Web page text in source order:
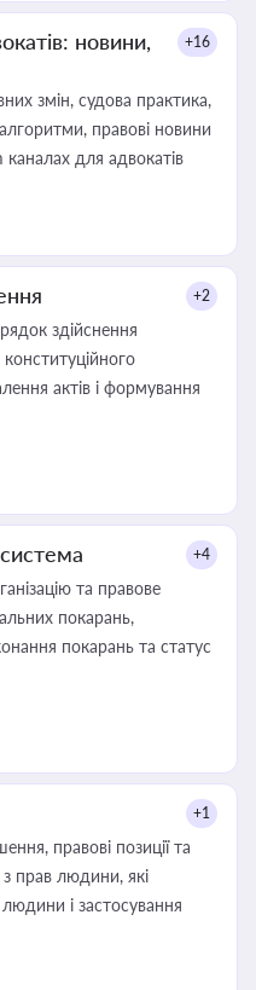
новини,
+16
змін, судова практика,
правові новини
для адвокатів
+2
здійснення
актів і формування
+4
та правове
покарань,
покарань та статус
+1
правові позиції та
прав людини, які
і застосування